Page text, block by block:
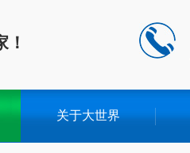
关于大世界